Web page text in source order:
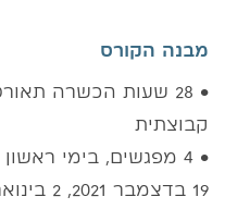
מבנה הקורס
קבוצתית